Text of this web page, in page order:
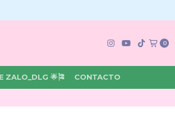
0
ZALO_DLG 🌟🎏 CONTACTO